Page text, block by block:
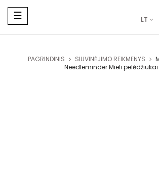
Toggle
navigation
☰ LT
PAGRINDINIS SIUVINĖJIMO REIKMENYS
Needleminder Mieli pelėdžiukai